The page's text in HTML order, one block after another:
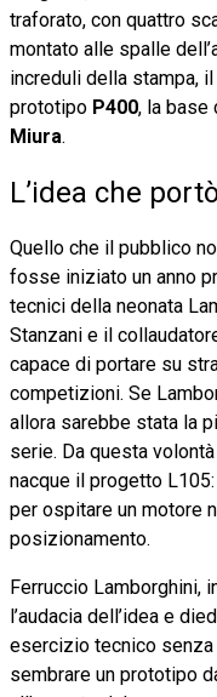
traforato, con quattro
montato alle spalle
increduli della stampa,
prototipo P400, la base
Miura.
L’idea che
Quello che il pubblico
fosse iniziato un anno
tecnici della neonata
Stanzani e il
capace di portare su
competizioni. Se
allora sarebbe stata la
serie. Da questa
nacque il progetto
per ospitare un motore
posizionamento.
Ferruccio Lamborghini,
l’audacia dell’idea e
esercizio tecnico senza
sembrare un prototipo